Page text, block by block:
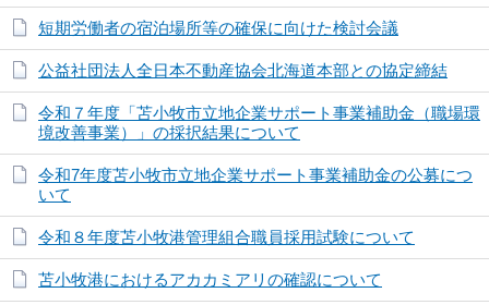
短期労働者の宿泊場所等の確保に向けた検討会議
公益社団法人全日本不動産協会北海道本部との協定締結
令和７年度「苫小牧市立地企業サポート事業補助金（職場環
境改善事業）」の採択結果について
令和7年度苫小牧市立地企業サポート事業補助金の公募につ
いて
令和８年度苫小牧港管理組合職員採用試験について
苫小牧港におけるアカカミアリの確認について